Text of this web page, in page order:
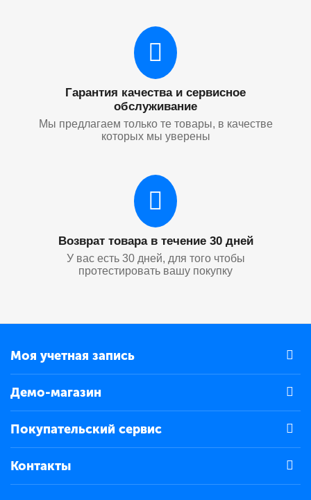
Гарантия качества и сервисное
обслуживание
Мы предлагаем только те товары, в качестве
которых мы уверены
Возврат товара в течение 30 дней
У вас есть 30 дней, для того чтобы
протестировать вашу покупку
Моя учетная запись
Демо-магазин
Покупательский сервис
Контакты